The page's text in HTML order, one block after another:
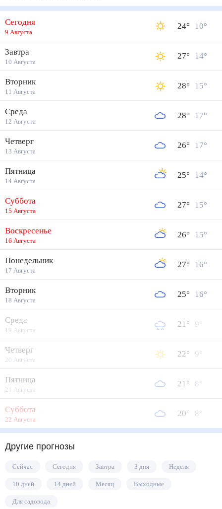
Сегодня
9 Августа
24° 10°
Завтра
10 Августа
27° 14°
Вторник
11 Августа
28° 15°
Среда
12 Августа
28° 17°
Четверг
13 Августа
26° 17°
Пятница
14 Августа
25° 14°
Суббота
15 Августа
27° 15°
Воскресенье
16 Августа
26° 15°
Понедельник
17 Августа
27° 16°
Вторник
18 Августа
25° 16°
Среда
19 Августа
21° 9°
Четверг
20 Августа
22° 9°
Пятница
21 Августа
21° 8°
Суббота
22 Августа
20° 8°
Другие прогнозы
Сейчас Сегодня Завтра 3 дня Неделя
10 дней 14 дней Месяц Выходные
Для садовода